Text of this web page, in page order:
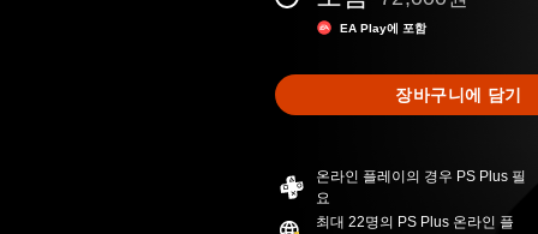
72,000원의 원래 가
EA Play에 포함
장바구니에 담기
온라인 플레이의 경우 PS Plus 필
요
최대 22명의 PS Plus 온라인 플